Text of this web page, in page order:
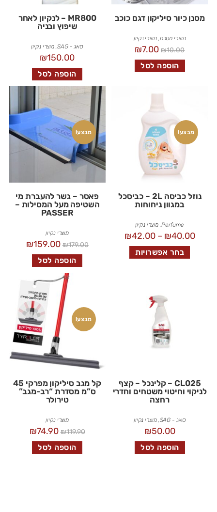
מסנן כיור סיליקון דגם כוכב
מוצרי מטבח ,מוצרי נקיון
₪10.00
₪7.00
הוספה לסל
MR800 – לנקיון לאחר
שיפוץ ובניה
סאג - SAG מוצרי נקיון
₪150.00
הוספה לסל
מבצע!
נוזל כביסה 2L – כביסכל
במגוון ניחוחות
Perfume
, מוצרי נקיון
₪40.00
–
₪42.00
בחר אפשרויות
מבצע!
פאסר – גשר להעברת מי
השטיפה מעל המסילות –
PASSER
מוצרי נקיון
₪179.00
₪159.00
הוספה לסל
CL025 – קלינכל – קצף
לניקוי וחיטוי משטחים וחדרי
רחצה
סאג - SAG ,מוצרי נקיון
₪50.00
הוספה לסל
מבצע!
קל מגב סיליקון מפרקי 45
ס”מ מסדרת “רב-מגב”
טירולר
מוצרי נקיון
₪119.90
₪74.90
הוספה לסל